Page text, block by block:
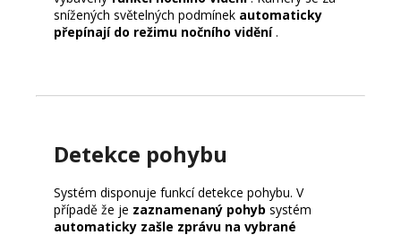
snížených světelných podmínek automaticky
přepínají do režimu nočního vidění.
Detekce pohybu
Systém disponuje funkcí detekce pohybu. V
případě že je zaznamenaný pohyb systém
automaticky zašle zprávu na vybrané